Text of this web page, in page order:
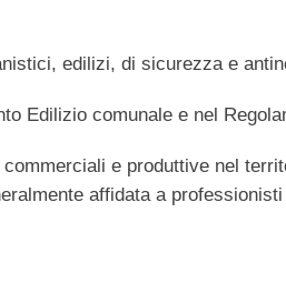
edilizi, di sicurezza e
Edilizio comunale e nel
e produttive nel
affidata a